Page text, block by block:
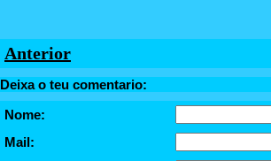
Anterior
Deixa o teu comentario:
Nome:
Mail: